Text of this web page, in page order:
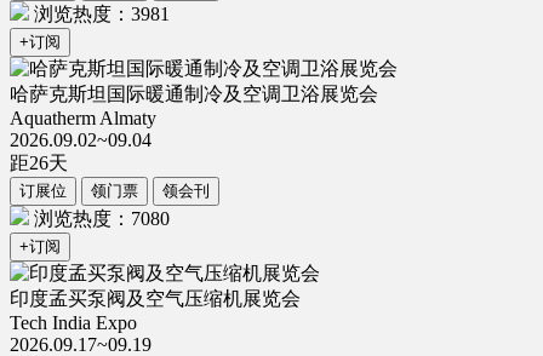
浏览热度：3981
+订阅
哈萨克斯坦国际暖通制冷及空调卫浴展览会
Aquatherm Almaty
2026.09.02~09.04
距26天
订展位 领门票 领会刊
浏览热度：7080
+订阅
印度孟买泵阀及空气压缩机展览会
Tech India Expo
2026.09.17~09.19